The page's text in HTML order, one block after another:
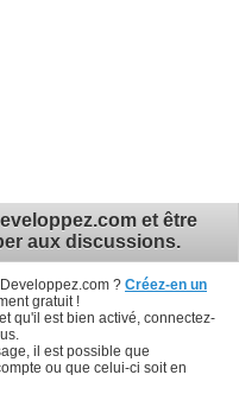
et être
aux discussions.
? Créez-en un
gratuit !
qu'il est bien activé, connectez-
il est possible que
ou que celui-ci soit en